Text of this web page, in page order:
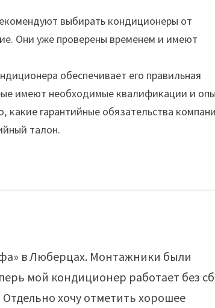
выбирать кондиционеры от
Они уже проверены временем и имеют
обеспечивает его правильная
имеют необходимые квалификации и
какие гарантийные обязательства
талон.
в Люберцах. Монтажники были
мой кондиционер работает без
хочу отметить хорошее